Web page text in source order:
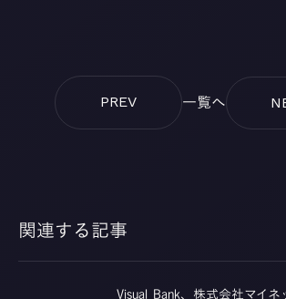
PREV 一覧へ
関連する記事
Visual Bank、株式会社マイ